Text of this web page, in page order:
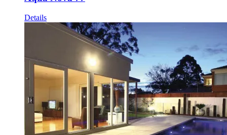
Details